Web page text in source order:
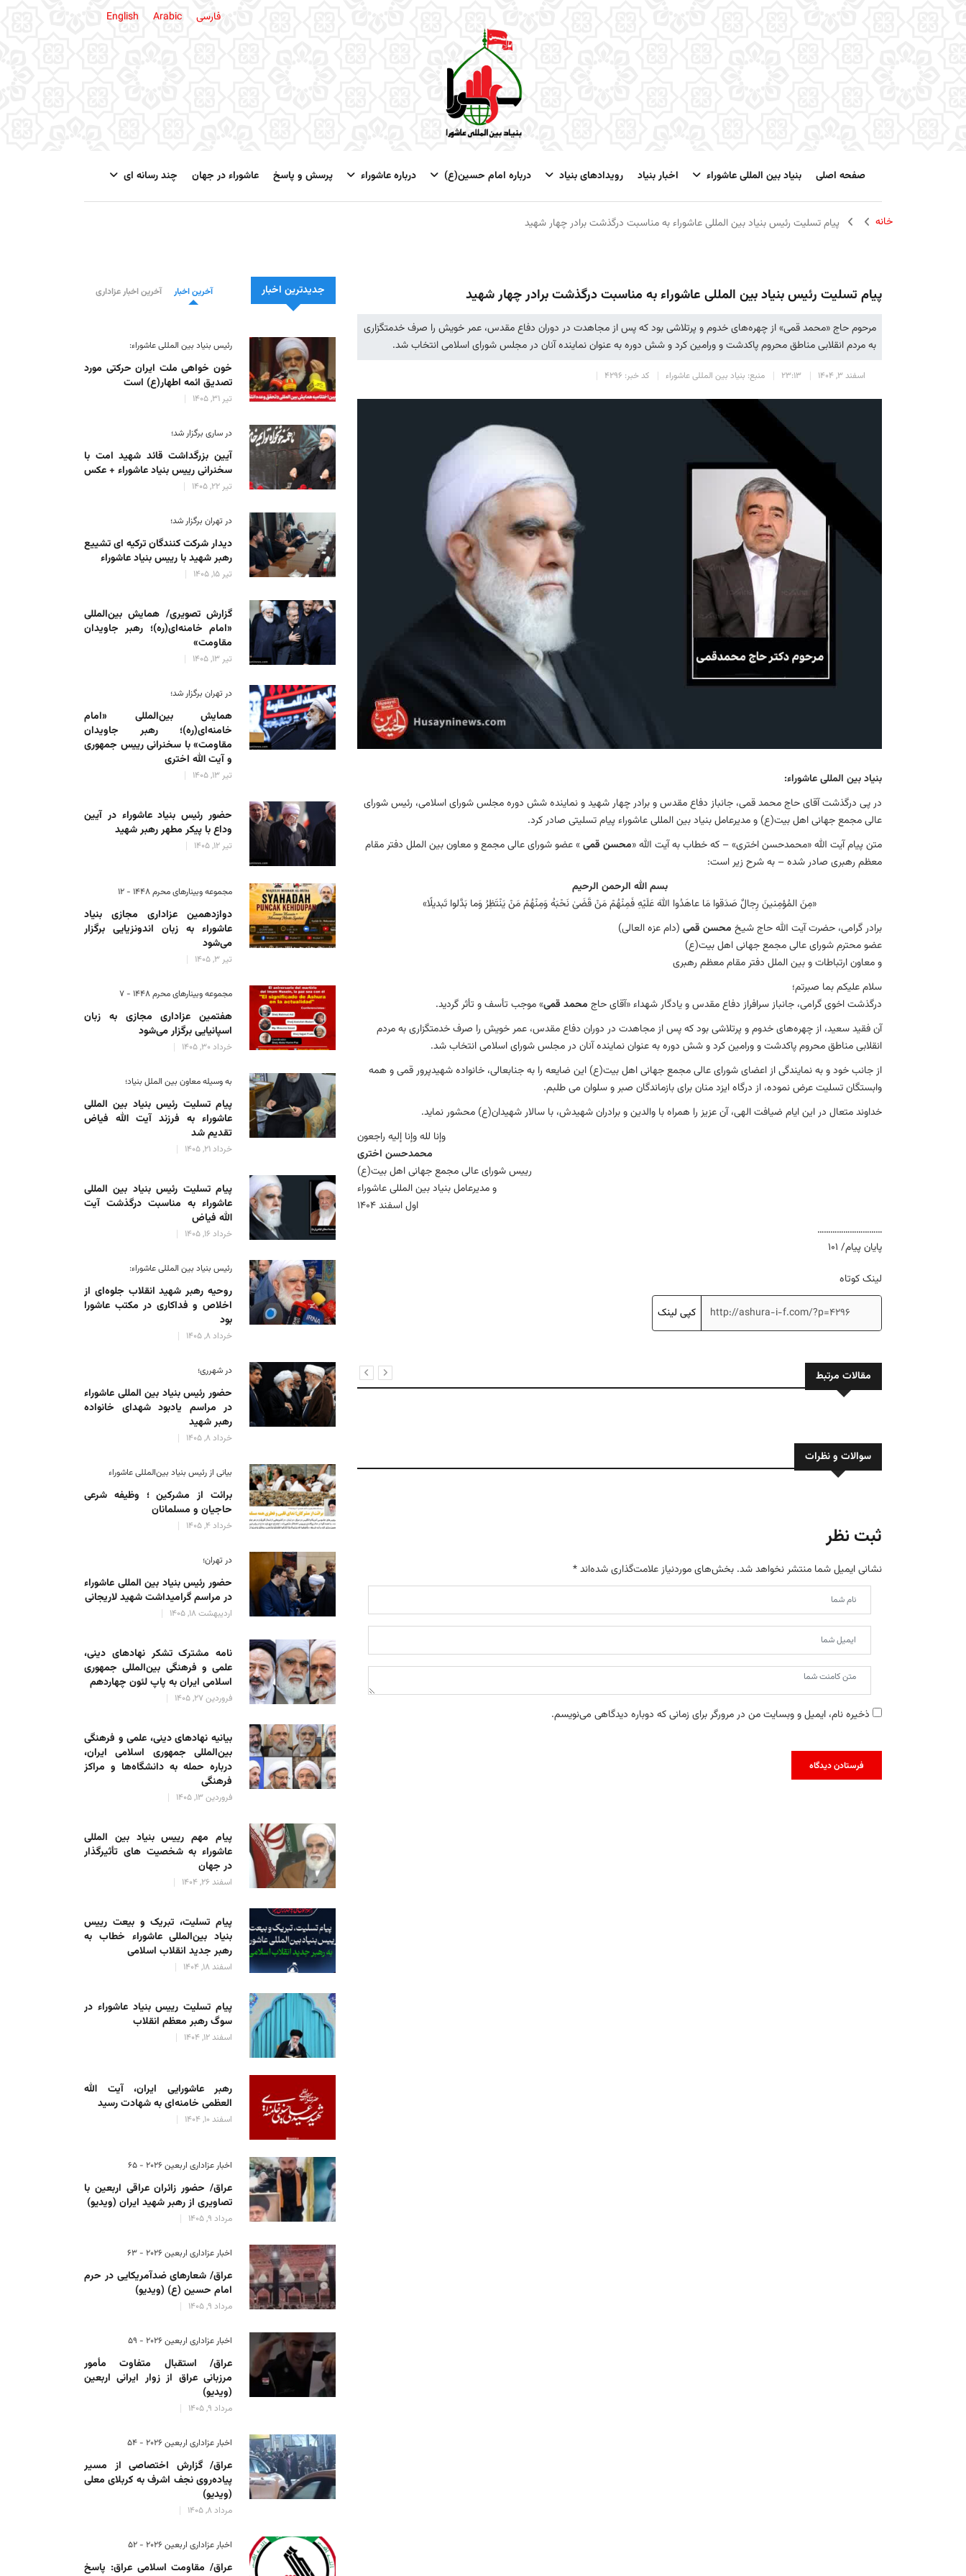
فارسی English Arabic
صفحه اصلی بنیاد بین المللی عاشوراء اخبار بنیاد رویدادهای بنیاد درباره امام حسین(ع) درباره عاشوراء پرسش و پاسخ عاشوراء در جهان چند رسانه ای
خانه پیام تسلیت رئیس بنیاد بین المللی عاشوراء به مناسبت درگذشت برادر چهار شهید
پیام تسلیت رئیس بنیاد بین المللی عاشوراء به مناسبت درگذشت برادر چهار شهید
مرحوم حاج «محمد قمی» از چهره‌های خدوم و پرتلاشی بود که پس از مجاهدت در دوران دفاع مقدس، عمر خویش را صرف خدمتگزاری
به مردم انقلابی مناطق محروم پاکدشت و ورامین کرد و شش دوره به عنوان نماینده آنان در مجلس شورای اسلامی انتخاب شد.
اسفند 3, 1404 23:13 منبع: بنیاد بین المللی عاشوراء کد خبر: 4296
بنیاد بین المللی عاشوراء:
در پی درگذشت آقای حاج محمد قمی، جانباز دفاع مقدس و برادر چهار شهید و نماینده شش دوره مجلس شورای اسلامی، رئیس شورای
عالی مجمع جهانی اهل بیت(ع) و مدیرعامل بنیاد بین المللی عاشوراء پیام تسلیتی صادر کرد.
متن پیام آیت الله «محمدحسن اختری» – که خطاب به آیت الله «محسن قمی» عضو شورای عالی مجمع و معاون بین الملل دفتر مقام
معظم رهبری صادر شده – به شرح زیر است:
بسم الله الرحمن الرحیم
«مِنَ المُؤمِنينَ رِجالٌ صَدَقوا مَا عاهَدُوا اللهَ عَلَيْهِ فَمِنْهُمْ مَنْ قَضَىٰ نَحْبَهُ وَمِنْهُمْ مَنْ يَنْتَظِرُ وَما بَدَّلوا تَبديلًا»
برادر گرامی، حضرت آیت الله حاج شیخ محسن قمی (دام عزه العالی)
عضو محترم شورای عالی مجمع جهانی اهل بیت(ع)
و معاون ارتباطات و بین الملل دفتر مقام معظم رهبری
سلام علیکم بما صبرتم؛
درگذشت اخوی گرامی، جانباز سرافراز دفاع مقدس و یادگار شهداء «آقای حاج محمد قمی» موجب تأسف و تأثر گردید.
آن فقید سعید، از چهره‌های خدوم و پرتلاشی بود که پس از مجاهدت در دوران دفاع مقدس، عمر خویش را صرف خدمتگزاری به مردم
انقلابی مناطق محروم پاکدشت و ورامین کرد و شش دوره به عنوان نماینده آنان در مجلس شورای اسلامی انتخاب شد.
از جانب خود و به نمایندگی از اعضای شورای عالی مجمع جهانی اهل بیت(ع) این ضایعه را به جنابعالی، خانواده شهیدپرور قمی و همه
وابستگان تسلیت عرض نموده، از درگاه ایزد منان برای بازماندگان صبر و سلوان می طلبم.
خداوند متعال در این ایام ضیافت الهی، آن عزیز را همراه با والدین و برادران شهیدش، با سالار شهیدان(ع) محشور نماید.
وإنا لله وإنا إلیه راجعون
محمدحسن اختری
رییس شورای عالی مجمع جهانی اهل بیت(ع)
و مدیرعامل بنیاد بین المللی عاشوراء
اول اسفند 1404
…………………………
پایان پیام/ 101
لینک کوتاه
کپی لینک
مقالات مرتبط
سوالات و نظرات
ثبت نظر
نشانی ایمیل شما منتشر نخواهد شد. بخش‌های موردنیاز علامت‌گذاری شده‌اند*
ذخیره نام، ایمیل و وبسایت من در مرورگر برای زمانی که دوباره دیدگاهی می‌نویسم.
جدیدترین اخبار آخرین اخبار آخرین اخبار عزاداری
رئیس بنیاد بین المللی عاشوراء:
خون خواهی ملت ایران حرکتی مورد
تصدیق ائمه اطهار(ع) است
تیر 31, 1405
در ساری برگزار شد؛
آیین بزرگداشت قائد شهید امت با
سخنرانی رییس بنیاد عاشوراء + عکس
تیر 22, 1405
در تهران برگزار شد؛
دیدار شرکت کنندگان ترکیه ای تشییع
رهبر شهید با رییس بنیاد عاشوراء
تیر 15, 1405
گزارش تصویری/ همایش بین‌المللی
«امام خامنه‌ای(ره)؛ رهبر جاویدان
مقاومت»
تیر 13, 1405
در تهران برگزار شد؛
همایش بین‌المللی «امام
خامنه‌ای(ره)؛ رهبر جاویدان
مقاومت» با سخنرانی رییس جمهوری
و آیت الله اختری
تیر 13, 1405
حضور رئیس‌ بنیاد عاشوراء در آیین
وداع با پیکر مطهر رهبر شهید
تیر 12, 1405
مجموعه وبینارهای محرم 1448 - 12
دوازدهمین عزاداری مجازی بنیاد
عاشوراء به زبان اندونزیایی برگزار
می‌شود
تیر 3, 1405
مجموعه وبینارهای محرم 1448 - 7
هفتمین عزاداری مجازی به زبان
اسپانیایی برگزار می‌شود
خرداد 30, 1405
به وسیله معاون بین الملل بنیاد؛
پیام تسلیت رئیس بنیاد بین المللی
عاشوراء به فرزند آیت الله فیاض
تقدیم شد
خرداد 21, 1405
پیام تسلیت رئیس بنیاد بین المللی
عاشوراء به مناسبت درگذشت آیت
الله فیاض
خرداد 16, 1405
رئیس بنیاد بین المللی عاشوراء:
روحیه رهبر شهید انقلاب جلوه‌ای از
اخلاص و فداکاری در مکتب عاشورا
بود
خرداد 8, 1405
در شهرری؛
حضور رئیس بنیاد بین المللی عاشوراء
در مراسم یادبود شهدای خانواده
رهبر شهید
خرداد 8, 1405
بیانی از رئیس بنیاد بین‌المللی عاشوراء
برائت از مشرکین ؛ وظیفه شرعی
حاجیان و مسلمانان
خرداد 4, 1405
در تهران؛
حضور رئیس بنیاد بین المللی عاشوراء
در مراسم گرامیداشت شهید لاریجانی
اردیبهشت 18, 1405
نامه مشترک تشکر نهادهای دینی،
علمی و فرهنگی بین‌المللی جمهوری
اسلامی ایران به پاپ لئون چهاردهم
فروردین 27, 1405
بیانیه نهادهای دینی، علمی و فرهنگی
بین‌المللی جمهوری اسلامی ایران،
درباره حمله به دانشگاه‌ها و مراکز
فرهنگی
فروردین 13, 1405
پیام مهم رییس بنیاد بین المللی
عاشوراء به شخصیت های تأثیرگذار
در جهان
اسفند 26, 1404
پیام تسلیت، تبریک و بیعت رییس
بنیاد بین‌المللی عاشوراء خطاب به
رهبر جدید انقلاب اسلامی
اسفند 18, 1404
پیام تسلیت رییس بنیاد عاشوراء در
سوگ رهبر معظم انقلاب
اسفند 12, 1404
رهبر عاشورایی ایران، آیت الله
العظمی خامنه‌ای به شهادت رسید
اسفند 10, 1404
اخبار عزاداری اربعین ۲۰۲۶ - 65
عراق/ حضور زائران عراقی اربعین با
تصاویری از رهبر شهید ایران (ویدیو)
مرداد 9, 1405
اخبار عزاداری اربعین ۲۰۲۶ - 63
عراق/ شعارهای ضدآمریکایی در حرم
امام حسین (ع) (ویدیو)
مرداد 9, 1405
اخبار عزاداری اربعین ۲۰۲۶ - 59
عراق/ استقبال متفاوت مأمور
مرزبانی عراق از زوار ایرانی اربعین
(ویدیو)
مرداد 9, 1405
اخبار عزاداری اربعین ۲۰۲۶ - 54
عراق/ گزارش اختصاصی از مسیر
پیاده‌روی نجف اشرف به کربلای معلی
(ویدیو)
مرداد 8, 1405
اخبار عزاداری اربعین ۲۰۲۶ - 52
عراق/ مقاومت اسلامی عراق: پاسخ